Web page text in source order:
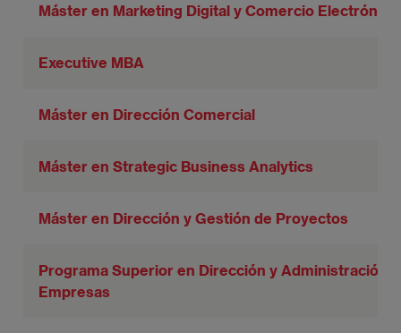
Máster en Marketing Digital y Comercio Electrónico
Executive MBA
Máster en Dirección Comercial
Máster en Strategic Business Analytics
Máster en Dirección y Gestión de Proyectos
Programa Superior en Dirección y Administración
Empresas